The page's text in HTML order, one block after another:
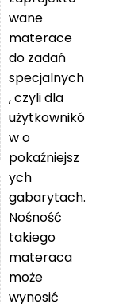
wane
materace
do zadań
specjalnych
, czyli dla
użytkownikó
w o
pokaźniejsz
ych
gabarytach.
Nośność
takiego
materaca
może
wynosić